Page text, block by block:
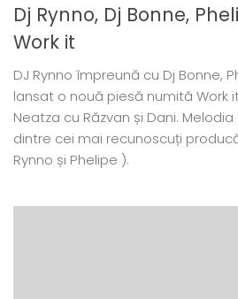
Dj Rynno, Dj Bonne,
Work it
DJ Rynno împreună cu Dj Bonne,
lansat o nouă piesă numită Work
Neatza cu Răzvan și Dani.
dintre cei mai recunoscuți
Rynno și Phelipe ).